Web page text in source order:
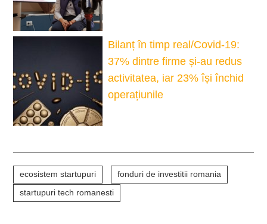
Bilanț în timp real/Covid-19:
37% dintre firme și-au redus
activitatea, iar 23% își închid
operațiunile
ecosistem startupuri
fonduri de investitii romania
startupuri tech romanesti